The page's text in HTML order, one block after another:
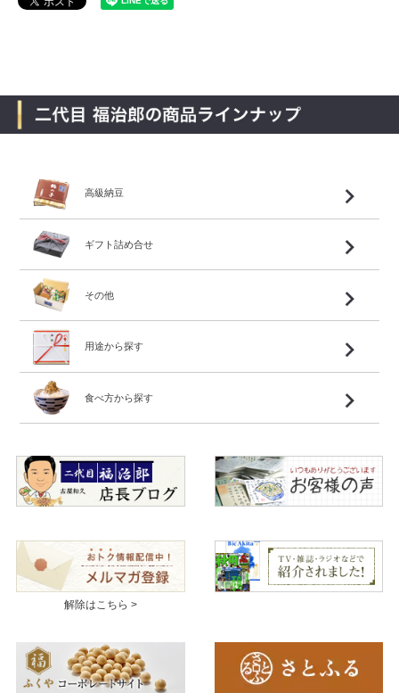
高級納豆
ギフト詰め合せ
その他
用途から探す
食べ方から探す
解除はこちら >